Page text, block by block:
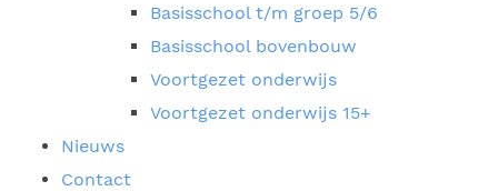
Basisschool t/m groep 5/6
Basisschool bovenbouw
Voortgezet onderwijs
Voortgezet onderwijs 15+
Nieuws
Contact